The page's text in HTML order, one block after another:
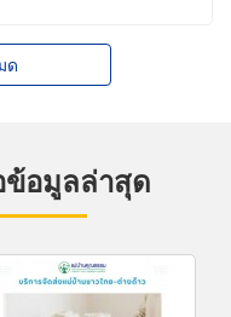
ด
อมูลล่าสุด